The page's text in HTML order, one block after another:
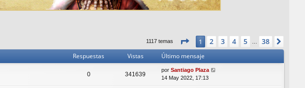
1117 temas Página de 38
1 2 3 4 5 38
Respuestas Vistas Último mensaje
0 341639
por Santiago Plaza
14 May 2022, 17:13